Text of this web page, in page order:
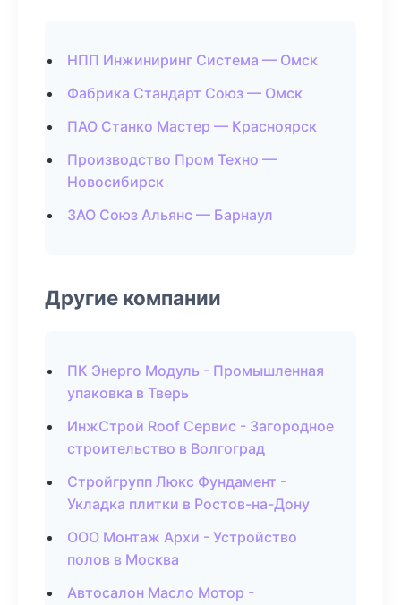
НПП Инжиниринг Система — Омск
Фабрика Стандарт Союз — Омск
ПАО Станко Мастер — Красноярск
Производство Пром Техно —
Новосибирск
ЗАО Союз Альянс — Барнаул
Другие компании
ПК Энерго Модуль - Промышленная
упаковка в Тверь
ИнжСтрой Roof Сервис - Загородное
строительство в Волгоград
Стройгрупп Люкс Фундамент -
Укладка плитки в Ростов-на-Дону
ООО Монтаж Архи - Устройство
полов в Москва
Автосалон Масло Мотор -